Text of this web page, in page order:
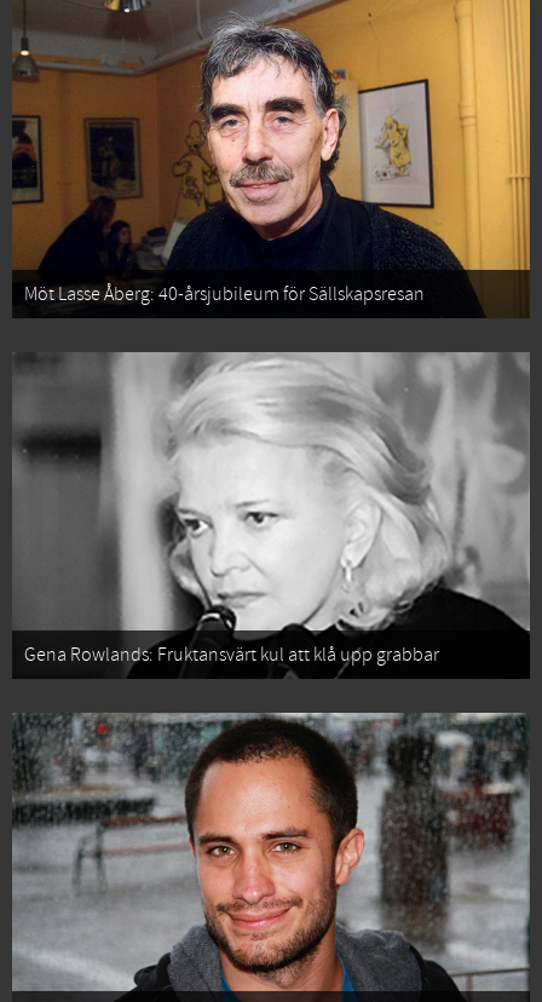
Möt Lasse Åberg: 40-årsjubileum för Sällskapsresan
Gena Rowlands: Fruktansvärt kul att klå upp grabbar